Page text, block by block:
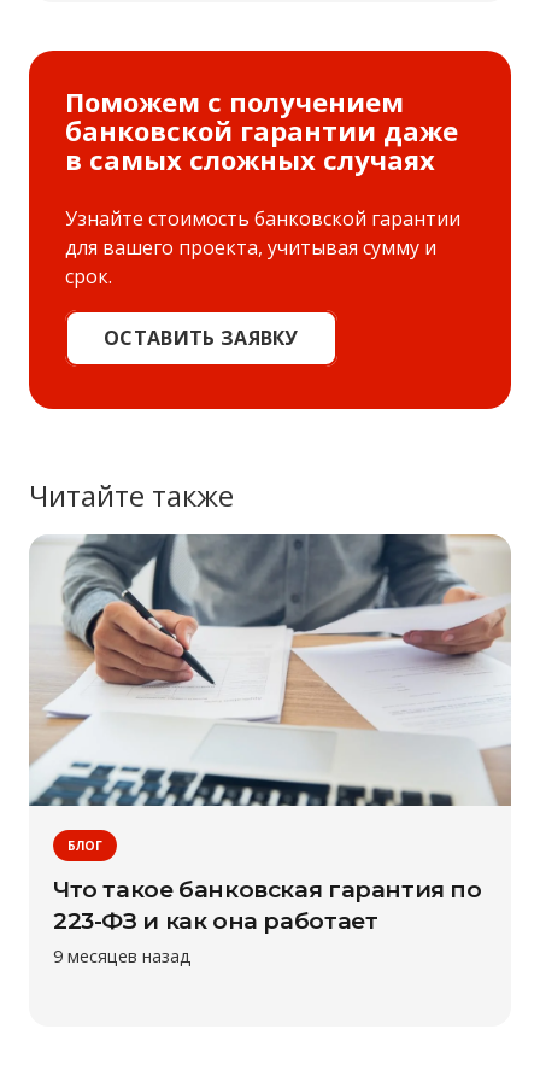
Поможем с получением
банковской гарантии даже
в самых сложных случаях
Узнайте стоимость банковской гарантии
для вашего проекта, учитывая сумму и
срок.
ОСТАВИТЬ ЗАЯВКУ
Читайте также
БЛОГ
Что такое банковская гарантия по
223-ФЗ и как она работает
9 месяцев назад